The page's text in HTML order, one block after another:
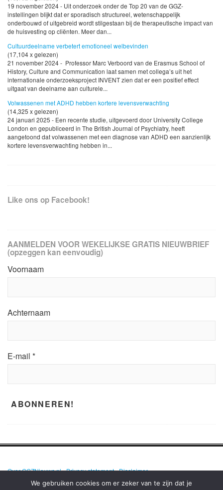
19 november 2024 - Uit onderzoek onder de Top 20 van de GGZ-
instellingen blijkt dat er sporadisch structureel, wetenschappelijk
onderbouwd of uitgebreid wordt stilgestaan bij de therapeutische impact van
de huisvesting op cliënten. Meer dan...
Cultuurdeelname verbetert emotioneel welbevinden
(17,104 x gelezen)
21 november 2024 - Professor Marc Verboord van de Erasmus School of
History, Culture and Communication laat samen met collega’s uit het
internationale onderzoeksproject INVENT zien dat er een positief effect
uitgaat van deelname aan culturele...
Volwassenen met ADHD hebben kortere levensverwachting
(14,325 x gelezen)
24 januari 2025 - Een recente studie, uitgevoerd door University College
London en gepubliceerd in The British Journal of Psychiatry, heeft
aangetoond dat volwassenen met een diagnose van ADHD een aanzienlijk
kortere levensverwachting hebben in...
Like ons op Facebook!
AANMELDEN VOOR WEKELIJKSE GRATIS NIEUWBRIEF
(opzeggen kan eenvoudig)
Voornaam
Achternaam
E-mail *
Over GGZNieuws.nl•Privacy statement•Disclaimer
We gebruiken cookies om er zeker van te zijn dat je